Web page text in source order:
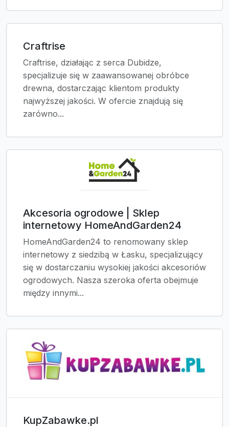
Craftrise
Craftrise, działając z serca Dubidze,
specjalizuje się w zaawansowanej obróbce
drewna, dostarczając klientom produkty
najwyższej jakości. W ofercie znajdują się
zarówno...
Akcesoria ogrodowe | Sklep
internetowy HomeAndGarden24
HomeAndGarden24 to renomowany sklep
internetowy z siedzibą w Łasku, specjalizujący
się w dostarczaniu wysokiej jakości akcesoriów
ogrodowych. Nasza szeroka oferta obejmuje
między innymi...
KupZabawke.pl